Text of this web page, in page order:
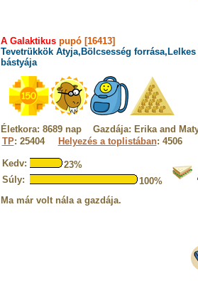
A Galaktikuspupó [16413]
Tevetrükkök Atyja,Bölcsesség
bástyája
Életkora: 8689 nap Gazdája: Erika and
TP: 25404 Helyezés a toplistában: 4506
Kedv:
23%
Súly:
100%
Ma már volt nála a gazdája.